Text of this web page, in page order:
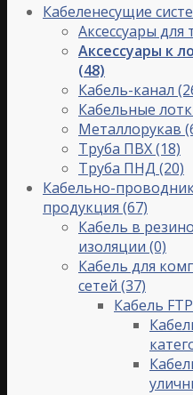
Кабеленесущие
Аксессуары для
Аксессуары к
(48)
Кабель-канал
Кабельные
Металлорукав
Труба ПВХ(18)
Труба ПНД (20)
Кабельно-
продукция (67)
Кабель в
изоляции (0)
Кабель для
сетей (37)
Кабель FTP